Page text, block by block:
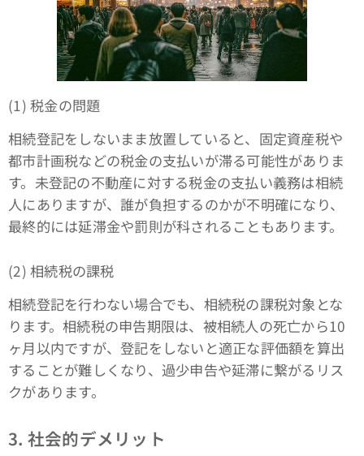
(1) 税金の問題
相続登記をしないまま放置していると、固定資産税や
都市計画税などの税金の支払いが滞る可能性がありま
す。未登記の不動産に対する税金の支払い義務は相続
人にありますが、誰が負担するのかが不明確になり、
最終的には延滞金や罰則が科されることもあります。
(2) 相続税の課税
相続登記を行わない場合でも、相続税の課税対象とな
ります。相続税の申告期限は、被相続人の死亡から10
ヶ月以内ですが、登記をしないと適正な評価額を算出
することが難しくなり、過少申告や延滞に繋がるリス
クがあります。
3. 社会的デメリット